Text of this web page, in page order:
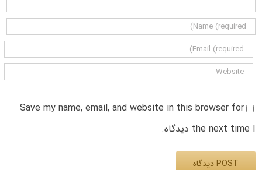
Save my name, email, and website in this browser for
the next time I دیدگاه.